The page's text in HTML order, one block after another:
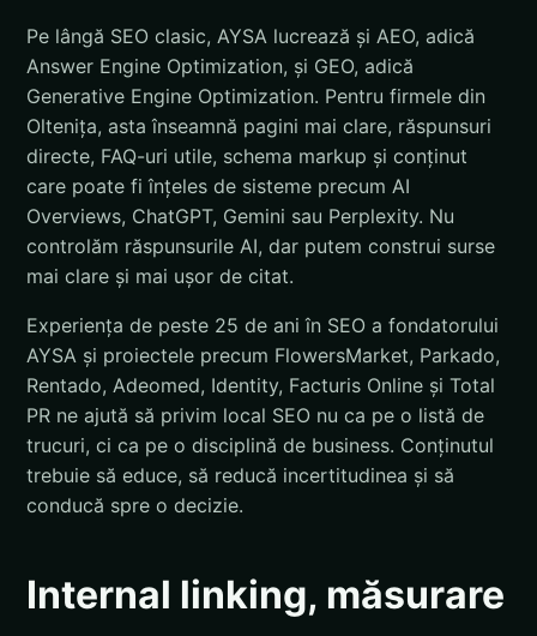
Pe lângă SEO clasic, AYSA lucrează și AEO, adică
Answer Engine Optimization, și GEO, adică
Generative Engine Optimization. Pentru firmele din
Oltenița, asta înseamnă pagini mai clare, răspunsuri
directe, FAQ-uri utile, schema markup și conținut
care poate fi înțeles de sisteme precum AI
Overviews, ChatGPT, Gemini sau Perplexity. Nu
controlăm răspunsurile AI, dar putem construi surse
mai clare și mai ușor de citat.
Experiența de peste 25 de ani în SEO a fondatorului
AYSA și proiectele precum FlowersMarket, Parkado,
Rentado, Adeomed, Identity, Facturis Online și Total
PR ne ajută să privim local SEO nu ca pe o listă de
trucuri, ci ca pe o disciplină de business. Conținutul
trebuie să educe, să reducă incertitudinea și să
conducă spre o decizie.
Internal linking, măsurare